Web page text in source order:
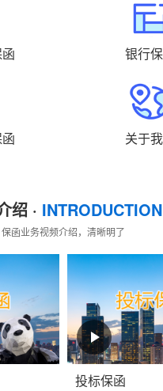
银行
关于
绍 · INTRODUCTION
保函业务视频介绍，清晰明了
投标保函